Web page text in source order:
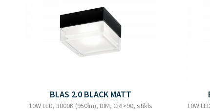
BLAS 2.0 BLACK MATT
10W LED, 3000K (950lm), DIM, CRI>90, stikls
10W